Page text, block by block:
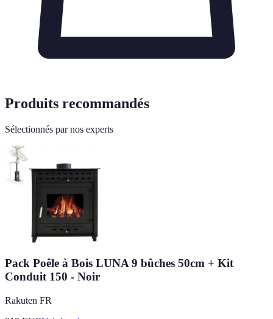
Produits recommandés
Sélectionnés par nos experts
Pack Poêle à Bois LUNA 9 bûches 50cm + Kit
Conduit 150 - Noir
Rakuten FR